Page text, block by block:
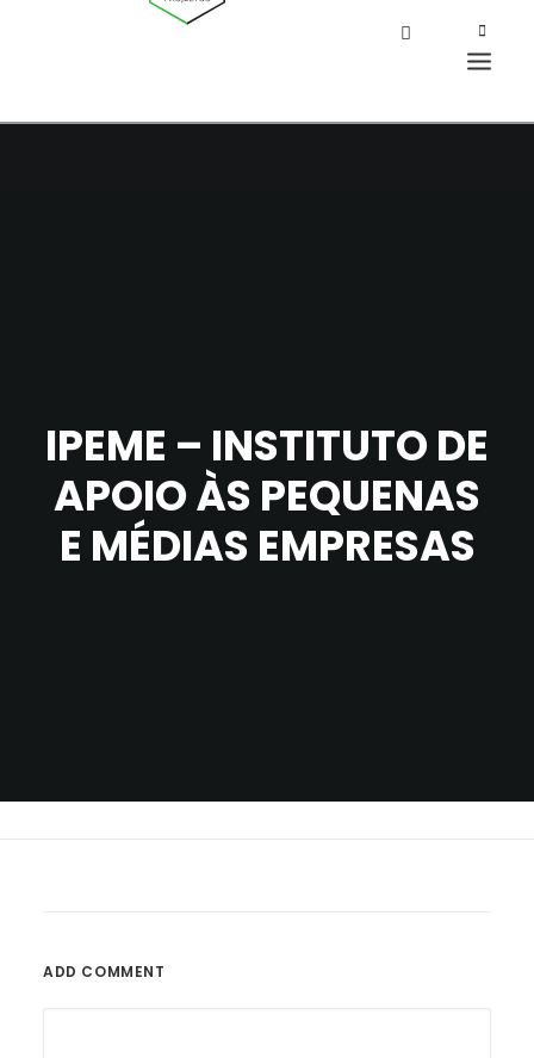
IPEME – INSTITUTO DE
APOIO ÀS PEQUENAS
E MÉDIAS EMPRESAS
ADD COMMENT